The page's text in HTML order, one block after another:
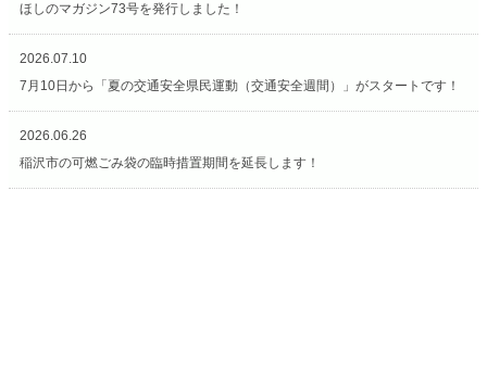
ほしのマガジン73号を発行しました！
2026.07.10
7月10日から「夏の交通安全県民運動（交通安全週間）」がスタートです！
2026.06.26
稲沢市の可燃ごみ袋の臨時措置期間を延長します！